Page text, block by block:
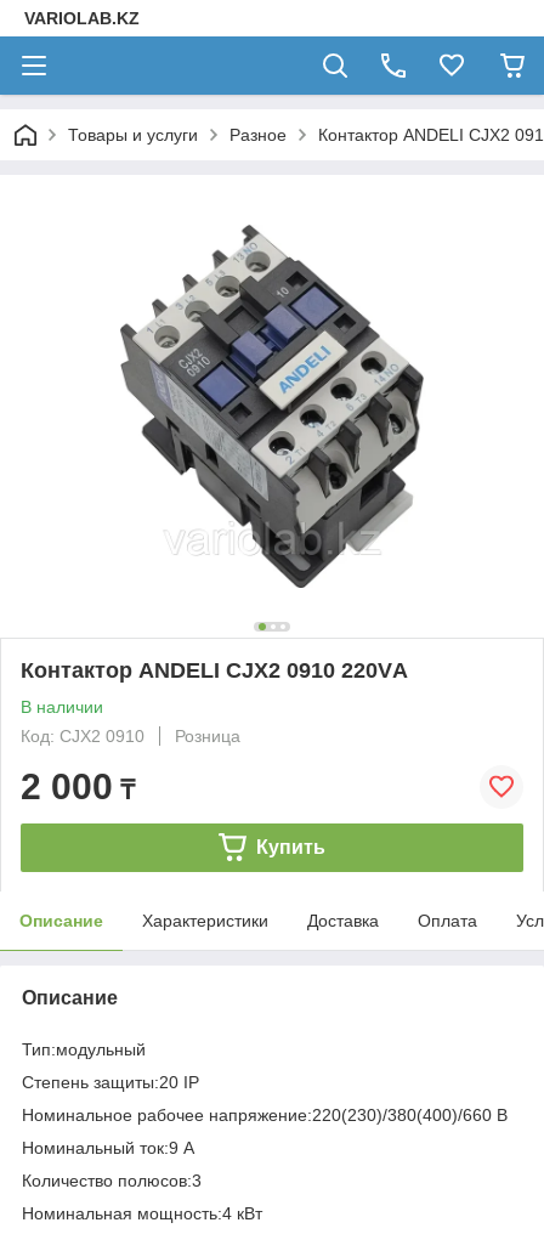
VARIOLAB.KZ
Товары и услуги Разное Контактор ANDELI CJX2
Контактор ANDELI CJX2 0910 220VА
В наличии
Код: CJX2 0910
Розница
2 000 ₸
Купить
Описание Характеристики Доставка Оплата
Описание
Тип:модульный
Степень защиты:20 IP
Номинальное рабочее напряжение:220(230)/380(400)/660 В
Номинальный ток:9 А
Количество полюсов:3
Номинальная мощность:4 кВт